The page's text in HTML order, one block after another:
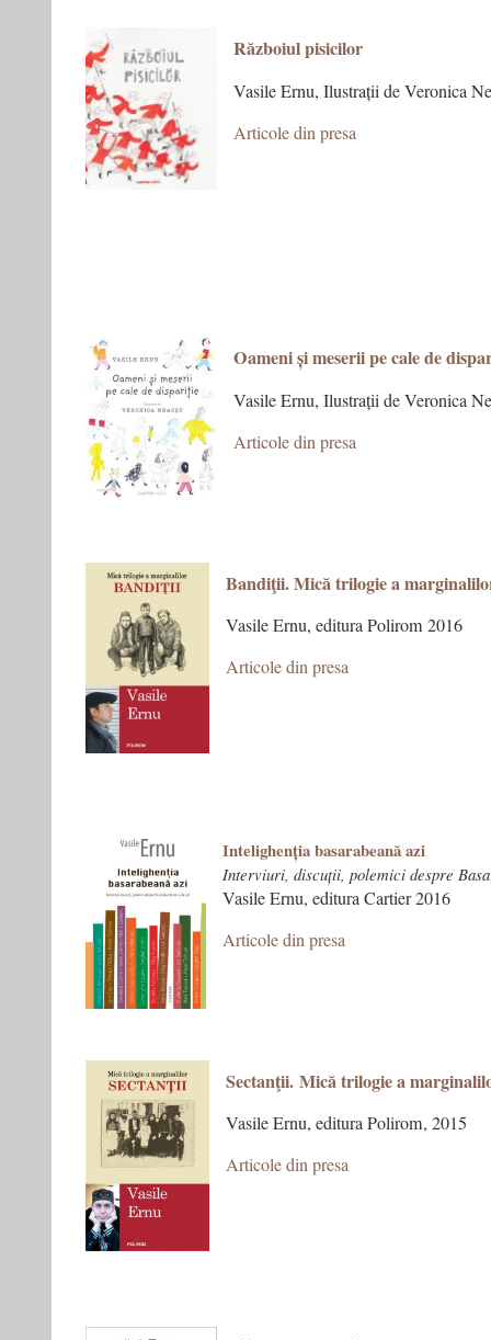
Războiul pisicilor
Vasile Ernu, Ilustrații de Veronica
Articole din presa
Oameni și meserii pe cale de
Vasile Ernu, Ilustrații de Veronica
Articole din presa
Bandiţii. Mică trilogie a
Vasile Ernu, editura Polirom 2016
Articole din presa
Intelighenția basarabeană azi
Interviuri, discuții, polemici despre
Vasile Ernu, editura Cartier 2016
Articole din presa
Sectanţii. Mică trilogie a
Vasile Ernu, editura Polirom, 2015
Articole din presa